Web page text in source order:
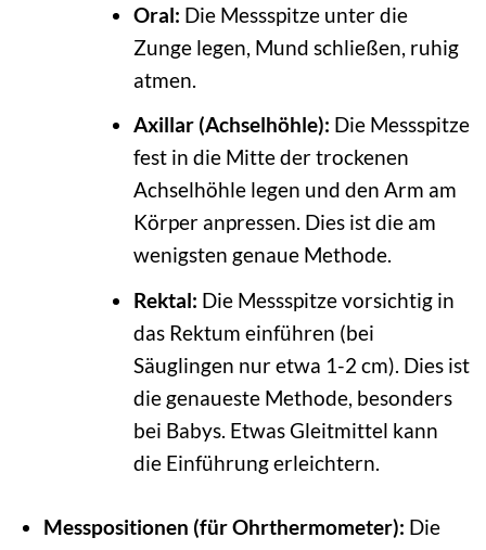
Oral: Die Messspitze unter die
Zunge legen, Mund schließen, ruhig
atmen.
Axillar (Achselhöhle): Die Messspitze
fest in die Mitte der trockenen
Achselhöhle legen und den Arm am
Körper anpressen. Dies ist die am
wenigsten genaue Methode.
Rektal: Die Messspitze vorsichtig in
das Rektum einführen (bei
Säuglingen nur etwa 1-2 cm). Dies ist
die genaueste Methode, besonders
bei Babys. Etwas Gleitmittel kann
die Einführung erleichtern.
Messpositionen (für Ohrthermometer): Die